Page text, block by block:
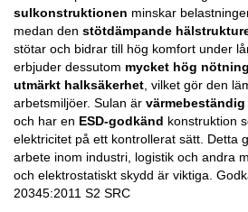
sulkonstruktionen minskar
medan den stötdämpande
stötar och bidrar till hög komfort under
erbjuder dessutom mycket hög
utmärkt halksäkerhet, vilket gör den
arbetsmiljöer. Sulan är
och har en ESD-godkänd konstruktion
elektricitet på ett kontrollerat sätt. Detta
arbete inom industri, logistik och andra
och elektrostatiskt skydd är viktiga.
20345:2011 S2 SRC